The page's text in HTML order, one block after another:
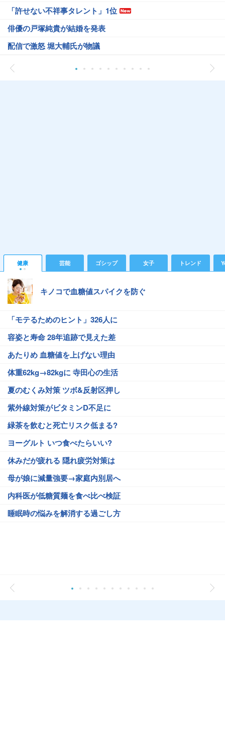
「許せない不祥事タレント」1位
俳優の戸塚純貴が結婚を発表
配信で激怒 堀大輔氏が物議
健康 芸能 ゴシップ 女子 トレンド
キノコで血糖値スパイクを防ぐ
「モテるためのヒント」326人に
容姿と寿命 28年追跡で見えた差
あたりめ 血糖値を上げない理由
体重62kg→82kgに 寺田心の生活
夏のむくみ対策 ツボ&反射区押し
紫外線対策がビタミンD不足に
緑茶を飲むと死亡リスク低まる?
ヨーグルト いつ食べたらいい?
休みだが疲れる 隠れ疲労対策は
母が娘に減量強要→家庭内別居へ
内科医が低糖質麺を食べ比べ検証
睡眠時の悩みを解消する過ごし方